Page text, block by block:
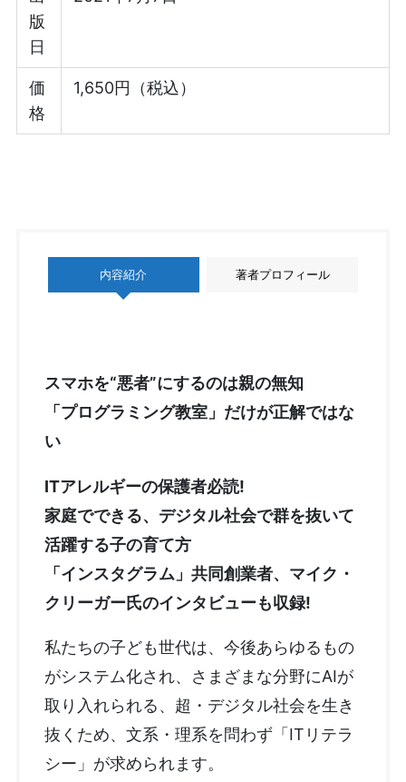
版
日
価
格
1,650円（税込）
内容紹介 著者プロフィール
スマホを“悪者”にするのは親の無知
「プログラミング教室」だけが正解ではな
い
ITアレルギーの保護者必読!
家庭でできる、デジタル社会で群を抜いて
活躍する子の育て方
「インスタグラム」共同創業者、マイク・
クリーガー氏のインタビューも収録!
私たちの子ども世代は、今後あらゆるもの
がシステム化され、さまざまな分野にAIが
取り入れられる、超・デジタル社会を生き
抜くため、文系・理系を問わず「ITリテラ
シー」が求められます。